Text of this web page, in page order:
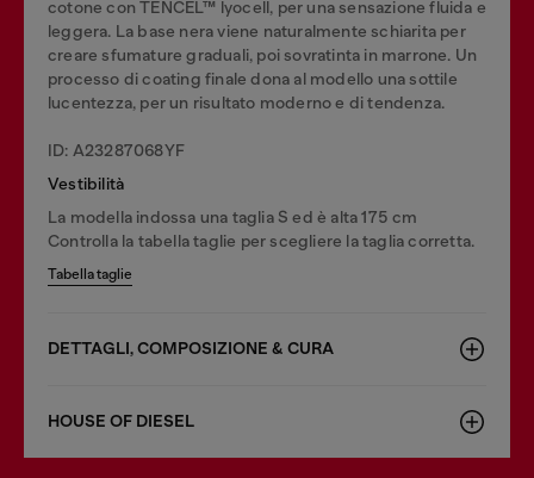
cotone con TENCEL™ lyocell, per una sensazione fluida e
leggera. La base nera viene naturalmente schiarita per
creare sfumature graduali, poi sovratinta in marrone. Un
processo di coating finale dona al modello una sottile
lucentezza, per un risultato moderno e di tendenza.
ID: A23287068YF
Vestibilità
La modella indossa una taglia S ed è alta 175 cm
Controlla la tabella taglie per scegliere la taglia corretta.
Tabella taglie
DETTAGLI, COMPOSIZIONE & CURA
HOUSE OF DIESEL